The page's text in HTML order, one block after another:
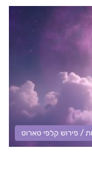
/ פירוש קלפי טארוט